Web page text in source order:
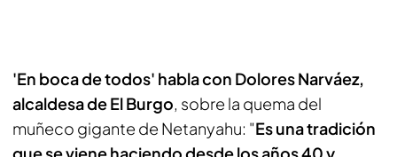
'En boca de todos' habla con Dolores Narváez,
alcaldesa de El Burgo, sobre la quema del
muñeco gigante de Netanyahu: "Es una tradición